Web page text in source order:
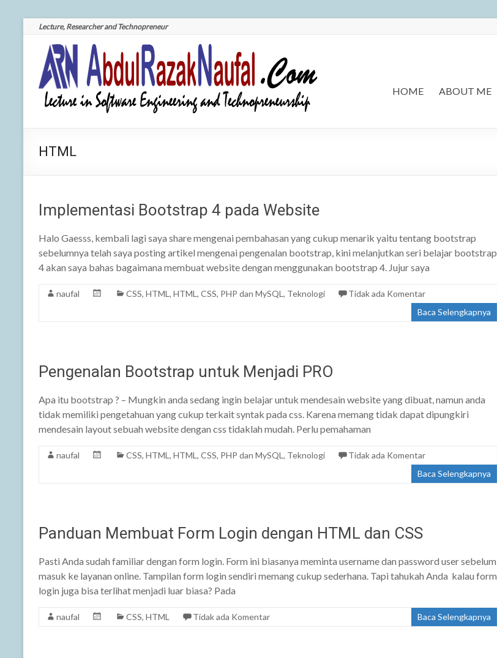
Skip
content
Lecture, Researcher and Technopreneur
AbdulRazakNaufal.Com
| Your Brigther Future is
Our Mission
Your
Brigther
Future
is Our
HOME ABOUT ME
HTML
Implementasi Bootstrap 4 pada Website
Halo Gaesss, kembali lagi saya share mengenai pembahasan yang cukup menarik yaitu tentang bootstrap
sebelumnya telah saya posting artikel mengenai pengenalan bootstrap, kini melanjutkan seri belajar bootstrap
4 akan saya bahas bagaimana membuat website dengan menggunakan bootstrap 4. Jujur saya
naufal CSS, HTML , HTML, CSS, PHP dan MySQL , Teknologi
Tidak ada Komentar
Baca Selengkapnya
Pengenalan Bootstrap untuk Menjadi PRO
Apa itu bootstrap ? – Mungkin anda sedang ingin belajar untuk mendesain website yang dibuat, namun anda
tidak memiliki pengetahuan yang cukup terkait syntak pada css. Karena memang tidak dapat dipungkiri
mendesain layout sebuah website dengan css tidaklah mudah. Perlu pemahaman
naufal CSS, HTML , HTML, CSS, PHP dan MySQL , Teknologi
Tidak ada Komentar
Baca Selengkapnya
Panduan Membuat Form Login dengan HTML dan CSS
Pasti Anda sudah familiar dengan form login. Form ini biasanya meminta username dan password user sebelum
masuk ke layanan online. Tampilan form login sendiri memang cukup sederhana. Tapi tahukah Anda kalau form
login juga bisa terlihat menjadi luar biasa? Pada
naufal CSS, HTML Tidak ada Komentar Baca Selengkapnya